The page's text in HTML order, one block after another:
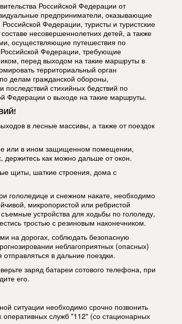
Российской Федерации от
предприниматели, оказывающие
Федерации, туристы и туристские
несовершеннолетних детей, а также
осуществляющие путешествия по
Федерации, требующие
перед выходом на такие маршруты в
территориальный орган
делам гражданской обороны,
стихийных бедствий по
Федерации о выходе на такие маршруты.
в лесные массивы, а также от поездок
или в ином защищенном помещении,
держитесь как можно дальше от окон.
щиты, шаткие строения, дома с
гололедице и снежном накате, необходимо
микропористой или ребристой
устройства для ходьбы по гололеду,
тростью с резиновым наконечником.
на дорогах, соблюдать безопасную
неблагоприятных (опасных)
в дальние поездки.
заряд батареи сотового телефона, при
его.
ситуации необходимо срочно позвонить
служб "112" (со стационарных